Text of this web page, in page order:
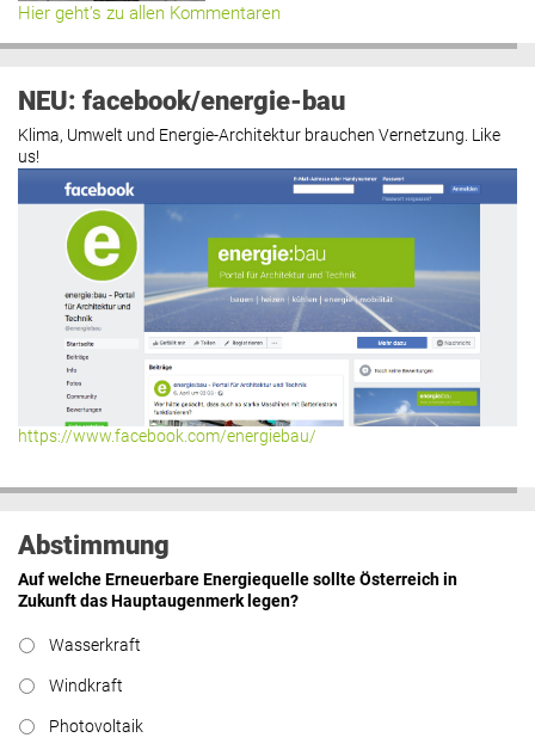
Hier geht’s zu allen Kommentaren
NEU: facebook/energie-bau
Klima, Umwelt und Energie-Architektur brauchen Vernetzung. Like
us!
https://www.facebook.com/energiebau/
Abstimmung
Auf welche Erneuerbare Energiequelle sollte Österreich in
Zukunft das Hauptaugenmerk legen?
Wasserkraft
Windkraft
Photovoltaik